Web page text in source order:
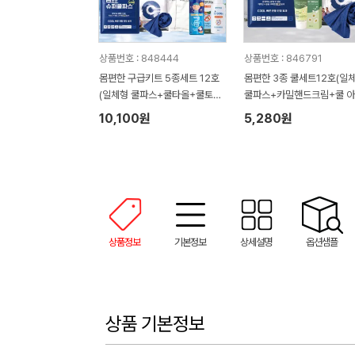
상품번호 : 848444
몸편한 구급키트 5종세트 12호
(일체형 쿨파스+쿨타올+쿨토시
+외용소독제 쿨액+모기기피제)
10,100원
상품번호 : 846791
몸편한 3종 쿨세트12호(일
쿨파스+카밀핸드크림+쿨
스타올 수건)
5,280원
상품정보 기본정보 상세설명 옵션샘플
상품 기본정보